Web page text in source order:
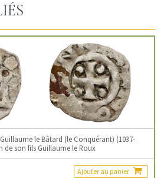
le Bâtard (le Conquérant) (1037-
de son fils Guillaume le Roux
Ajouter au panier